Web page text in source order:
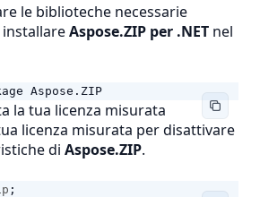
le biblioteche necessarie
Aspose.ZIP per .NET nel
Aspose . ZIP
la tua licenza misurata
licenza misurata per disattivare
di Aspose.ZIP.
;